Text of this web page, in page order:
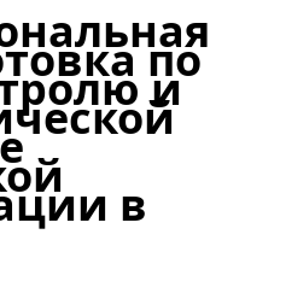
по
и
в